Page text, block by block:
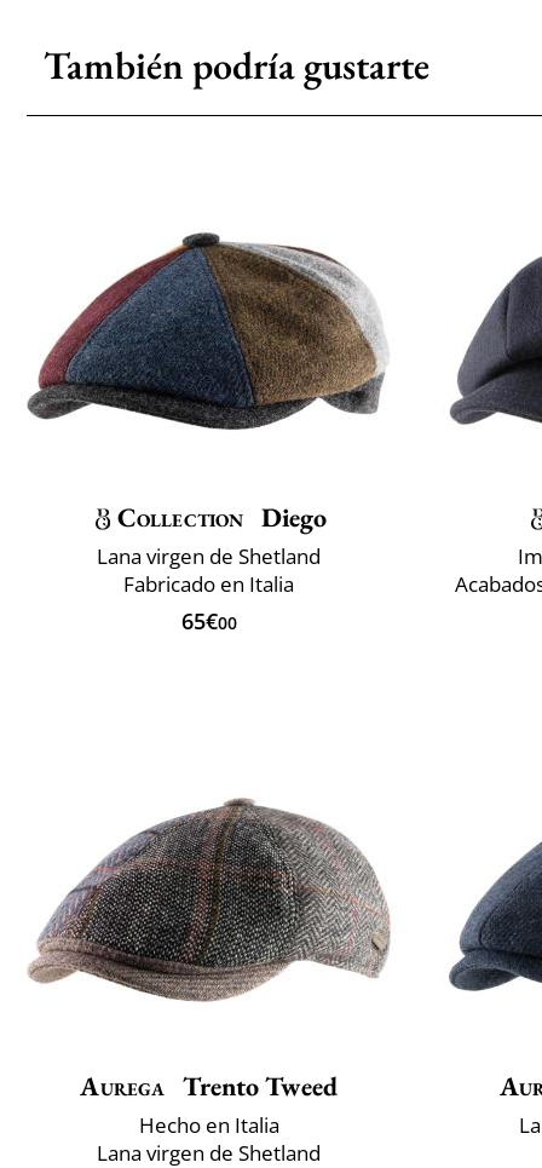
También podría gustarte
Collection Diego
Lana virgen de Shetland
Fabricado en Italia
65€00
Aurega Trento Tweed
Hecho en Italia
Lana virgen de Shetland